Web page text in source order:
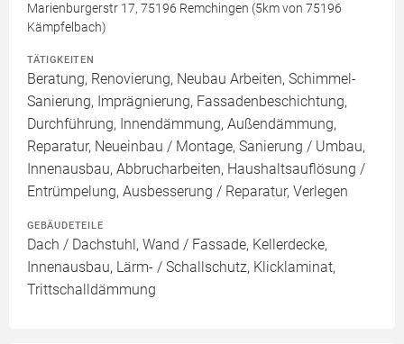
Marienburgerstr 17, 75196 Remchingen (5km von 75196
Kämpfelbach)
TÄTIGKEITEN
Beratung, Renovierung, Neubau Arbeiten, Schimmel-
Sanierung, Imprägnierung, Fassadenbeschichtung,
Durchführung, Innendämmung, Außendämmung,
Reparatur, Neueinbau / Montage, Sanierung / Umbau,
Innenausbau, Abbrucharbeiten, Haushaltsauflösung /
Entrümpelung, Ausbesserung / Reparatur, Verlegen
GEBÄUDETEILE
Dach / Dachstuhl, Wand / Fassade, Kellerdecke,
Innenausbau, Lärm- / Schallschutz, Klicklaminat,
Trittschalldämmung